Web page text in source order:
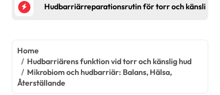
Hudbarriärreparationsrutin för torr och känslig
Home
Hudbarriärens funktion vid torr och känslig hud
Mikrobiom och hudbarriär: Balans, Hälsa,
Återställande